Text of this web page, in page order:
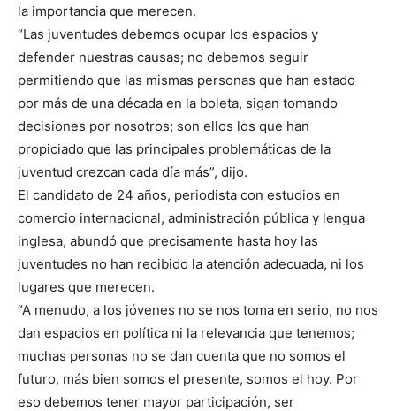
la importancia que merecen.
“Las juventudes debemos ocupar los espacios y
defender nuestras causas; no debemos seguir
permitiendo que las mismas personas que han estado
por más de una década en la boleta, sigan tomando
decisiones por nosotros; son ellos los que han
propiciado que las principales problemáticas de la
juventud crezcan cada día más”, dijo.
El candidato de 24 años, periodista con estudios en
comercio internacional, administración pública y lengua
inglesa, abundó que precisamente hasta hoy las
juventudes no han recibido la atención adecuada, ni los
lugares que merecen.
“A menudo, a los jóvenes no se nos toma en serio, no nos
dan espacios en política ni la relevancia que tenemos;
muchas personas no se dan cuenta que no somos el
futuro, más bien somos el presente, somos el hoy. Por
eso debemos tener mayor participación, ser